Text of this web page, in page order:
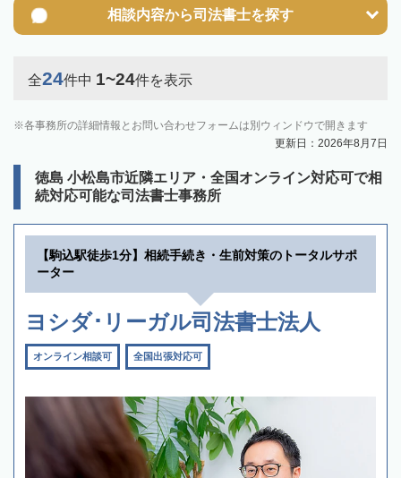
相談内容から司法書士を探す
全24件中 1~24件を表示
各事務所の詳細情報とお問い合わせフォームは別ウィンドウで開きます
更新日：2026年8月7日
徳島 小松島市近隣エリア・全国オンライン対応可で相
続対応可能な司法書士事務所
【駒込駅徒歩1分】相続手続き・生前対策のトータルサポ
ーター
ヨシダ･リーガル司法書士法人
オンライン相談可 全国出張対応可